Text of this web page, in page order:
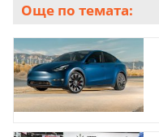
Още по темата: